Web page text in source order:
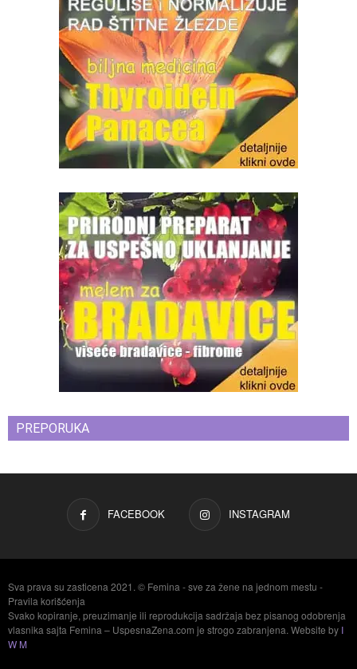
PREPORUKA
FACEBOOK INSTAGRAM
Sva prava su zasticena 2021. © Femina - sve za žene na jednom mestu -
Pravila korišćenja
Svako kopiranje, preuzimanje ili reprodukcija sadržaja bez pisanog odobrenja
vlasnika sajta Femina – UspesnaZena.com je strogo zabranjena. Website by I
W M